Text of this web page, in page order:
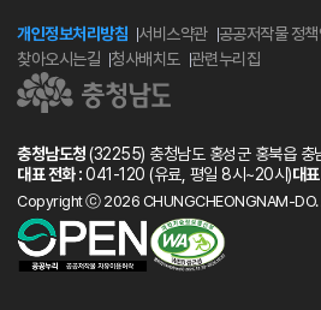
개인정보처리방침 서비스약관 공공저작물 정책
찾아오시는길
청사배치도 관련누리집
충청남도청(32255) 충청남도 홍성군 홍북읍 충
대표 전화 :041-120 (유료, 평일 8시~20시)대
Copyright ⓒ 2026 CHUNGCHEONGNAM-DO.